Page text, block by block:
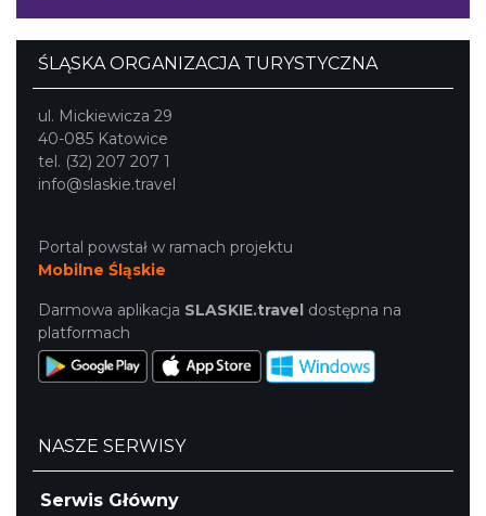
ŚLĄSKA ORGANIZACJA TURYSTYCZNA
ul. Mickiewicza 29
40-085 Katowice
tel. (32) 207 207 1
info@slaskie.travel
Portal powstał w ramach projektu
Mobilne Śląskie
Darmowa aplikacja SLASKIE.travel dostępna na
platformach
NASZE SERWISY
Serwis Główny